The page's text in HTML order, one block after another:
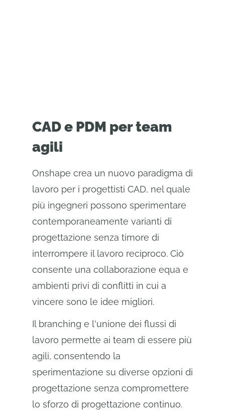
CAD e PDM per team
agili
Onshape crea un nuovo paradigma di
lavoro per i progettisti CAD, nel quale
più ingegneri possono sperimentare
contemporaneamente varianti di
progettazione senza timore di
interrompere il lavoro reciproco. Ciò
consente una collaborazione equa e
ambienti privi di conflitti in cui a
vincere sono le idee migliori.
Il branching e l'unione dei flussi di
lavoro permette ai team di essere più
agili, consentendo la
sperimentazione su diverse opzioni di
progettazione senza compromettere
lo sforzo di progettazione continuo.